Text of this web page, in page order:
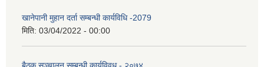
खानेपानी मुहान दर्ता सम्बन्धी कार्यविधि -2079
मिति: 03/04/2022 - 00:00
बैठक सञ्चालन सम्बन्धी कार्यविवध - २०७४